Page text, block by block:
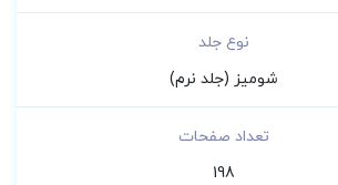
تا تجربیاتمان را در مدلهای مفهومی
نوع جلد
شومیز (جلد نرم)
تعداد صفحات
198